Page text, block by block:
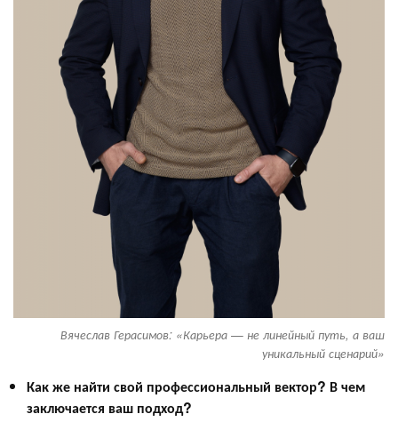
Вячеслав Герасимов: «Карьера — не линейный путь, а ваш
уникальный сценарий»
Как же найти свой профессиональный вектор? В чем
заключается ваш подход?